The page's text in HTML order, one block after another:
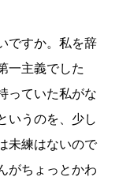
ですか。私を辞
一主義でした
っていた私がな
いうのを、少し
未練はないので
がちょっとかわ